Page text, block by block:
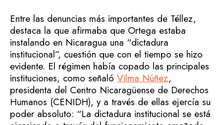
Entre las denuncias más importantes de Téllez,
destaca la que afirmaba que Ortega estaba
instalando en Nicaragua una “dictadura
institucional”, cuestión que con el tiempo se hizo
evidente. El régimen había copado las principales
instituciones, como señaló Vilma Núñez,
presidenta del Centro Nicaragüense de Derechos
Humanos (CENIDH), y a través de ellas ejercía su
poder absoluto: “La dictadura institucional se está